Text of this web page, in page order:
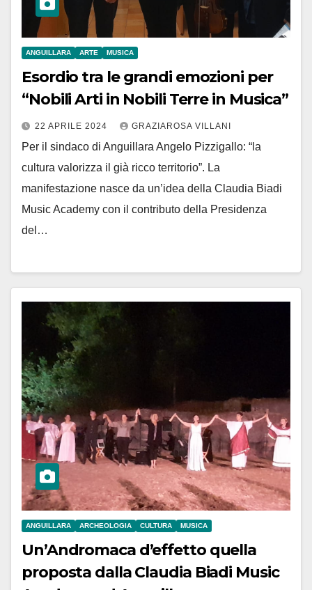
ANGUILLARA ARTE MUSICA
Esordio tra le grandi emozioni per
“Nobili Arti in Nobili Terre in Musica”
22 APRILE 2024 GRAZIAROSA VILLANI
Per il sindaco di Anguillara Angelo Pizzigallo: “la
cultura valorizza il già ricco territorio”. La
manifestazione nasce da un’idea della Claudia Biadi
Music Academy con il contributo della Presidenza
del…
ANGUILLARA ARCHEOLOGIA CULTURA MUSICA
Un’Andromaca d’effetto quella
proposta dalla Claudia Biadi Music